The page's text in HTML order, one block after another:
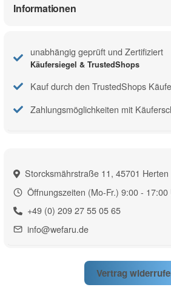
Storcksmährstraße 11, 45701 Herten
Öffnungszeiten (Mo-Fr.) 9:00 - 17:00
+49 (0) 209 27 55 05 65
info@wefaru.de
Informationen
unabhängig geprüft und Zertifiziert
Käufersiegel & TrustedShops
Kauf durch den TrustedShops
Zahlungsmöglichkeiten mit
Vertrag